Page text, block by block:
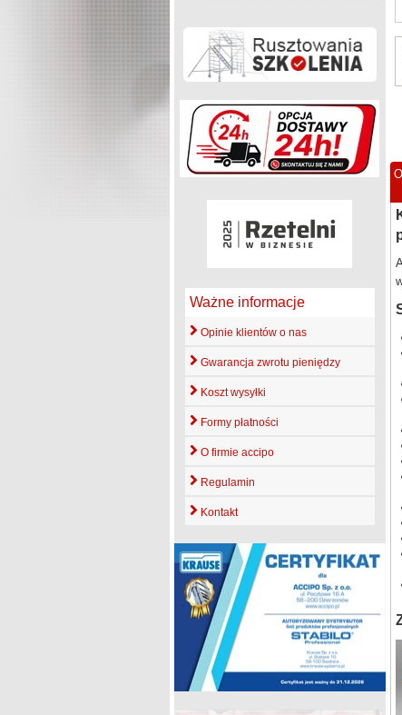
Ważne informacje
Opinie klientów o nas
Gwarancja zwrotu pieniędzy
Koszt wysyłki
Formy płatności
O firmie accipo
Regulamin
Kontakt